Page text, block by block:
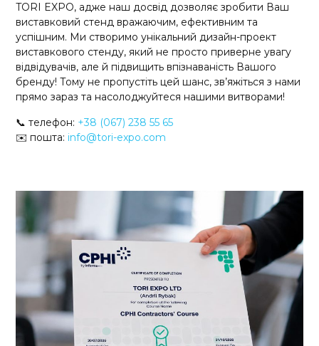
TORI EXPO, адже наш досвід дозволяє зробити Ваш
виставковий стенд вражаючим, ефективним та
успішним. Ми створимо унікальний дизайн-проект
виставкового стенду, який не просто приверне увагу
відвідувачів, але й підвищить впізнаваність Вашого
бренду! Тому не пропустіть цей шанс, зв’яжіться з нами
прямо зараз та насолоджуйтеся нашими витворами!
📞 телефон: +38 (067) 238 55 65
✉️ пошта: info@tori-expo.com